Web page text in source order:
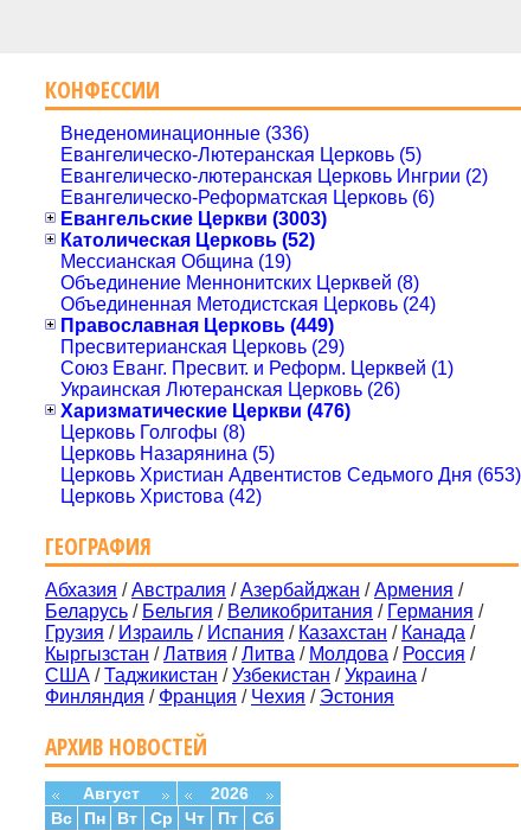
КОНФЕССИИ
Внеденоминационные (336)
Евангелическо-Лютеранская Церковь (5)
Евангелическо-лютеранская Церковь Ингрии (2)
Евангелическо-Реформатская Церковь (6)
Евангельские Церкви (3003)
Католическая Церковь (52)
Мессианская Община (19)
Объединение Меннонитских Церквей (8)
Объединенная Методистская Церковь (24)
Православная Церковь (449)
Пресвитерианская Церковь (29)
Союз Еванг. Пресвит. и Реформ. Церквей (1)
Украинская Лютеранская Церковь (26)
Харизматические Церкви (476)
Церковь Голгофы (8)
Церковь Назарянина (5)
Церковь Христиан Адвентистов Седьмого Дня (653)
Церковь Христова (42)
ГЕОГРАФИЯ
Абхазия /Австралия /Азербайджан /Армения /
Беларусь / Бельгия / Великобритания / Германия /
Грузия / Израиль / Испания / Казахстан / Канада /
Кыргызстан /Латвия /Литва / Молдова / Россия /
США /Таджикистан /Узбекистан /Украина /
Финляндия / Франция / Чехия / Эстония
АРХИВ НОВОСТЕЙ
Август
2026
Вс
Пн Вт Ср Чт Пт Сб